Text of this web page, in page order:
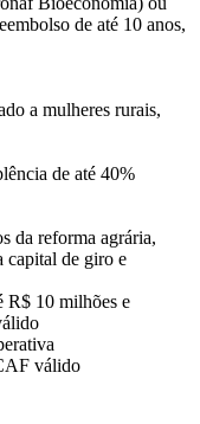
de até 10 anos,
a mulheres rurais,
de até 40%
da reforma agrária,
capital de giro e
R$ 10 milhões e
válido